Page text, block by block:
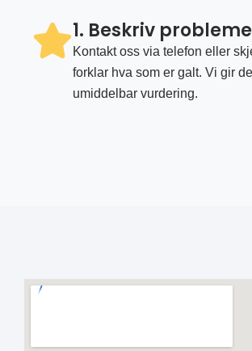
1. Beskriv
Kontakt oss via telefon eller
forklar hva som er galt. Vi gir
umiddelbar vurdering.